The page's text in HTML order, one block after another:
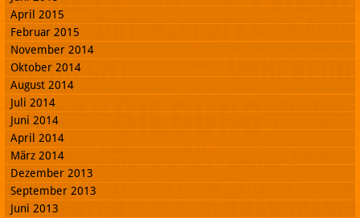
April 2015
Februar 2015
November 2014
Oktober 2014
August 2014
Juli 2014
Juni 2014
April 2014
März 2014
Dezember 2013
September 2013
Juni 2013